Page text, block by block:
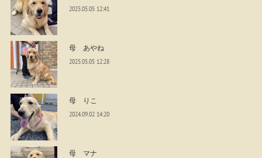
2025.05.05 12:41
母 あやね
2025.05.05 12:28
母 りこ
2024.09.02 14:20
母 マナ